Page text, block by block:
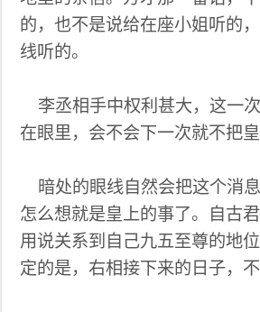
的，也不是说给在座小姐听的
线听的。
李丞相手中权利甚大，这一
在眼里，会不会下一次就不把
暗处的眼线自然会把这个消
怎么想就是皇上的事了。自古
用说关系到自己九五至尊的地
定的是，右相接下来的日子，不